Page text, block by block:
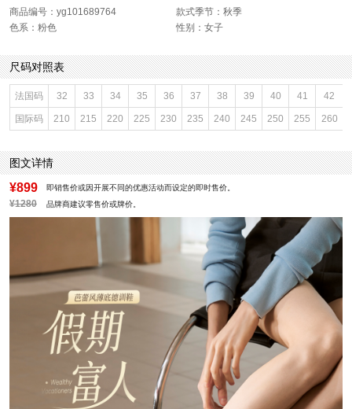
商品编号：yg101689764
款式季节：秋季
色系：粉色
性别：女子
尺码对照表
法国码 32 33 34 35 36 37 38 39 40 41 42
国际码 210 215 220 225 230 235 240 245 250 255 260
图文详情
¥899 即销售价或因开展不同的优惠活动而设定的即时售价。
¥1280 品牌商建议零售价或牌价。